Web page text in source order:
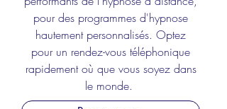
pour des programmes d'hypnose
hautement personnalisés. Optez
pour un rendez-vous téléphonique
rapidement où que vous soyez dans
le monde.